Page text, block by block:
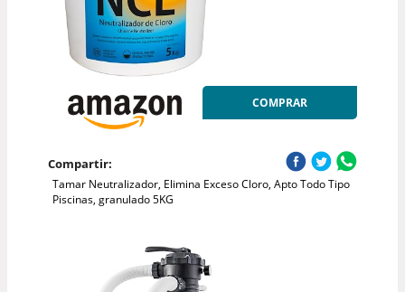
COMPRAR
Compartir:
Tamar Neutralizador, Elimina Exceso Cloro, Apto Todo Tipo
Piscinas, granulado 5KG